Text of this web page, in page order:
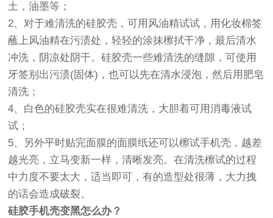
土，油墨等；
2、对于难清洗的硅胶壳，可用风油精试试，用化妆棉签
蘸上风油精在污渍处，轻轻的涂抹檫拭干净，最后清水
冲洗，阴凉处阴干。硅胶壳一些难清洗的缝隙，可使用
牙签别出污渍(固体)，也可以先在清水浸泡，然后用肥皂
清洗；
4、白色的硅胶壳实在很难清洗，大胆着可用消毒液试
试；
5、另外平时贴完面膜的面膜纸还可以檫试手机壳，越差
越光亮，立马变新一样，清晰发亮。在清洗檫试的过程
中力度不要太大，适当即可，有的造型处很薄，大力拽
的话会造成破裂。
硅胶手机壳变黑怎么办？